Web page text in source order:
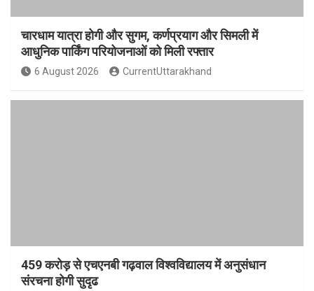
चारधाम यात्रा होगी और सुगम, कर्णप्रयाग और सिमली में
आधुनिक पार्किंग परियोजनाओं को मिली रफ्तार
6 August 2026 CurrentUttarakhand
459 करोड़ से एचएनबी गढ़वाल विश्वविद्यालय में अनुसंधान
संरचना होगी सुदृढ